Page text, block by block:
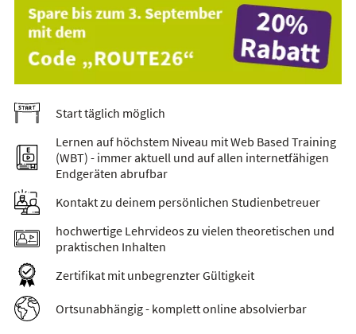
Start täglich möglich
Lernen auf höchstem Niveau mit Web Based Training
(WBT) - immer aktuell und auf allen internetfähigen
Endgeräten abrufbar
Kontakt zu deinem persönlichen Studienbetreuer
hochwertige Lehrvideos zu vielen theoretischen und
praktischen Inhalten
Zertifikat mit unbegrenzter Gültigkeit
Ortsunabhängig - komplett online absolvierbar